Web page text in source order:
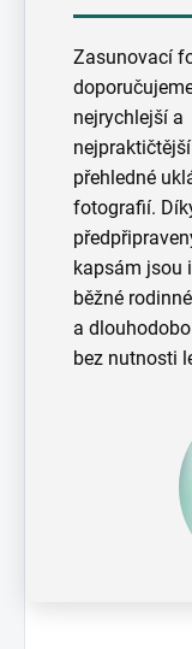
Zasunovací
nejrychlejší a
přehledné
fotografií.
kapsám jsou
běžné
a
bez nutnosti